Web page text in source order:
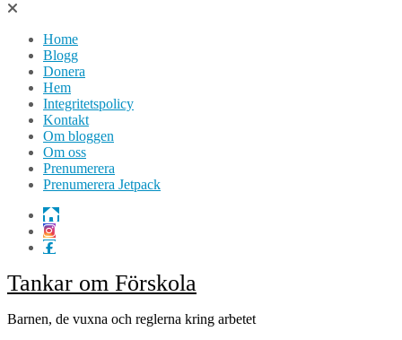
Home
Blogg
Donera
Hem
Integritetspolicy
Kontakt
Om bloggen
Om oss
Prenumerera
Prenumerera Jetpack
Tankar om Förskola
Barnen, de vuxna och reglerna kring arbetet